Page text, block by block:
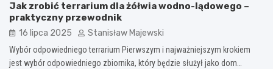
Jak zrobić terrarium dla żółwia wodno-lądowego –
praktyczny przewodnik
16 lipca 2025 Stanisław Majewski
Wybór odpowiedniego terrarium Pierwszym i najważniejszym krokiem
jest wybór odpowiedniego zbiornika, który będzie służył jako dom…